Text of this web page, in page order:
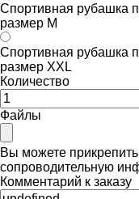
Спортивная рубашка
размер M
Спортивная рубашка
размер XXL
Количество
Файлы
Вы можете
сопроводительную
Комментарий к заказу